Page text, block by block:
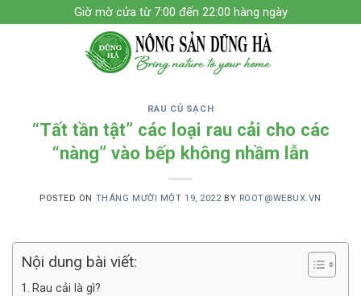
to
Giờ mờ cửa từ 7:00 đến 22:00 hàng ngày
RAU CỦ SẠCH
“Tất tần tật” các loại rau cải cho các
“nàng” vào bếp không nhầm lẫn
POSTED ON THÁNG MƯỜI MỘT 19, 2022 BY ROOT@WEBUX.VN
Nội dung bài viết:
Rau cải là gì?